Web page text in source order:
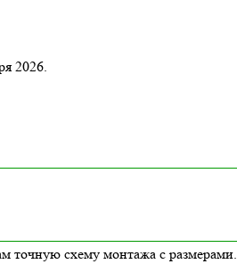
2026.
точную схему монтажа с размерами.